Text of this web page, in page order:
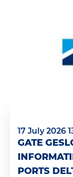
17 July 2026
GATE
PORTS